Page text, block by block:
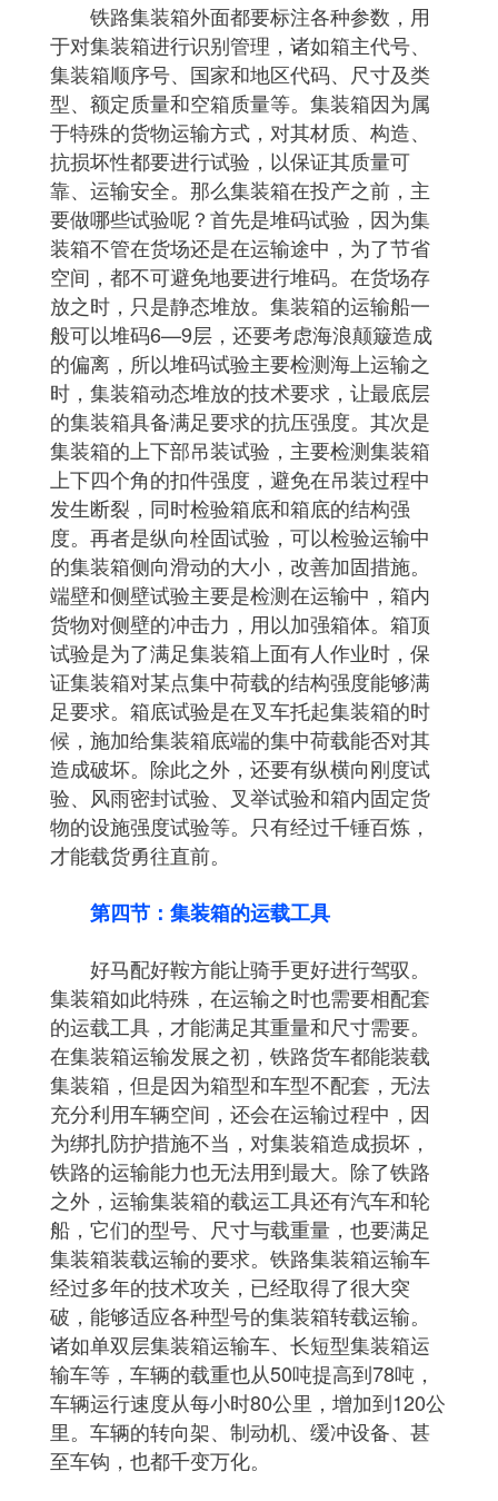
铁路集装箱外面都要标注各种参数，用
于对集装箱进行识别管理，诸如箱主代号、
集装箱顺序号、国家和地区代码、尺寸及类
型、额定质量和空箱质量等。集装箱因为属
于特殊的货物运输方式，对其材质、构造、
抗损坏性都要进行试验，以保证其质量可
靠、运输安全。那么集装箱在投产之前，主
要做哪些试验呢？首先是堆码试验，因为集
装箱不管在货场还是在运输途中，为了节省
空间，都不可避免地要进行堆码。在货场存
放之时，只是静态堆放。集装箱的运输船一
般可以堆码6—9层，还要考虑海浪颠簸造成
的偏离，所以堆码试验主要检测海上运输之
时，集装箱动态堆放的技术要求，让最底层
的集装箱具备满足要求的抗压强度。其次是
集装箱的上下部吊装试验，主要检测集装箱
上下四个角的扣件强度，避免在吊装过程中
发生断裂，同时检验箱底和箱底的结构强
度。再者是纵向栓固试验，可以检验运输中
的集装箱侧向滑动的大小，改善加固措施。
端壁和侧壁试验主要是检测在运输中，箱内
货物对侧壁的冲击力，用以加强箱体。箱顶
试验是为了满足集装箱上面有人作业时，保
证集装箱对某点集中荷载的结构强度能够满
足要求。箱底试验是在叉车托起集装箱的时
候，施加给集装箱底端的集中荷载能否对其
造成破坏。除此之外，还要有纵横向刚度试
验、风雨密封试验、叉举试验和箱内固定货
物的设施强度试验等。只有经过千锤百炼，
才能载货勇往直前。
第四节：集装箱的运载工具
好马配好鞍方能让骑手更好进行驾驭。
集装箱如此特殊，在运输之时也需要相配套
的运载工具，才能满足其重量和尺寸需要。
在集装箱运输发展之初，铁路货车都能装载
集装箱，但是因为箱型和车型不配套，无法
充分利用车辆空间，还会在运输过程中，因
为绑扎防护措施不当，对集装箱造成损坏，
铁路的运输能力也无法用到最大。除了铁路
之外，运输集装箱的载运工具还有汽车和轮
船，它们的型号、尺寸与载重量，也要满足
集装箱装载运输的要求。铁路集装箱运输车
经过多年的技术攻关，已经取得了很大突
破，能够适应各种型号的集装箱转载运输。
诸如单双层集装箱运输车、长短型集装箱运
输车等，车辆的载重也从50吨提高到78吨，
车辆运行速度从每小时80公里，增加到120公
里。车辆的转向架、制动机、缓冲设备、甚
至车钩，也都千变万化。